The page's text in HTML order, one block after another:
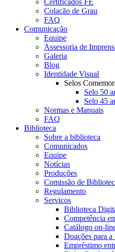
Certificados FE
Colação de Grau
FAQ
Comunicação
Equipe
Assessoria de
Galeria
Blog
Identidade Visual
Selos
Selo 50
Selo 45
Normas e Manuais
FAQ
Biblioteca
Sobre a biblioteca
Comunicados
Equipe
Notícias
Produções
Comissão de
Regulamento
Serviços
Biblioteca
Competência
Catálogo on-
Doações para
Empréstimo